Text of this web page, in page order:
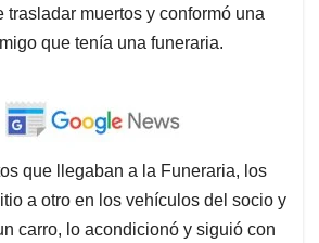
trasladar muertos y conformó una
que tenía una funeraria.
que llegaban a la Funeraria, los
a otro en los vehículos del socio y
carro, lo acondicionó y siguió con